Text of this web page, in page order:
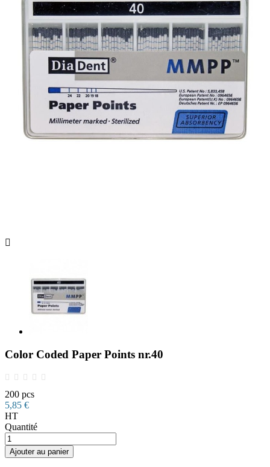

Color Coded Paper Points nr.40
200 pcs
5,85 €
HT
Quantité
Ajouter au panier